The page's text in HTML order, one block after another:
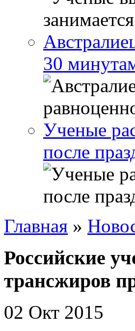
30
Ученые
после
Главная »
Российские
трансжиров
02 Окт 2015